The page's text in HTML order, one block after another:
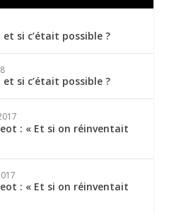
et si c’était possible ?
et si c’était possible ?
: « Et si on réinventait
: « Et si on réinventait